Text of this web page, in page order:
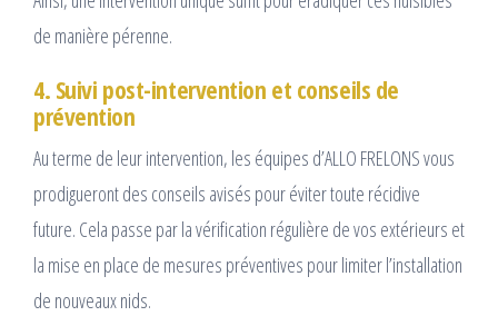
de manière pérenne.
4. Suivi post-intervention et conseils de
prévention
Au terme de leur intervention, les équipes d’ALLO FRELONS vous
prodigueront des conseils avisés pour éviter toute récidive
future. Cela passe par la vérification régulière de vos extérieurs et
la mise en place de mesures préventives pour limiter l’installation
de nouveaux nids.